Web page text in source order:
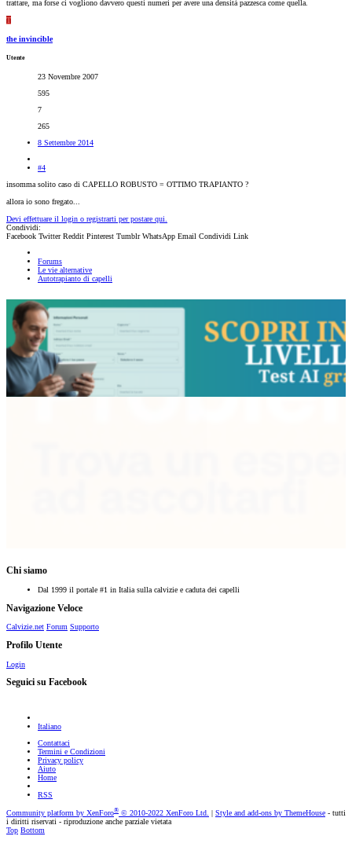
trattare, ma forse ci vogliono davvero questi numeri per avere una densità pazzesca come quella.
T
the invincible
Utente
23 Novembre 2007
595
7
265
8 Settembre 2014
#4
insomma solito caso di CAPELLO ROBUSTO = OTTIMO TRAPIANTO ?
allora io sono fregato...
Devi effettuare il login o registrarti per postare qui.
Condividi:
Facebook Twitter Reddit Pinterest Tumblr WhatsApp Email Condividi Link
Forums
Le vie alternative
Autotrapianto di capelli
Chi siamo
Dal 1999 il portale #1 in Italia sulla calvizie e caduta dei capelli
Navigazione Veloce
Calvizie.net Forum Supporto
Profilo Utente
Login
Seguici su Facebook
Italiano
Contattaci
Termini e Condizioni
Privacy policy
Aiuto
Home
RSS
Community platform by XenForo® © 2010-2022 XenForo Ltd. Style and add-ons by ThemeHouse - tutti
i diritti riservati - riproduzione anche parziale vietata
Top Bottom